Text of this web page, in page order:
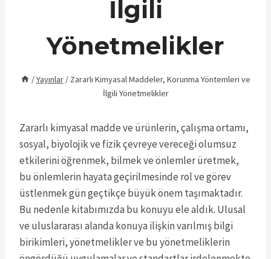
İlgili
Yönetmelikler
/Yayınlar / Zararlı Kimyasal Maddeler, Korunma Yöntemleri ve
İlgili Yönetmelikler
Zararlı kimyasal madde ve ürünlerin, çalışma ortamı,
sosyal, biyolojik ve fizik çevreye vereceği olumsuz
etkilerini öğrenmek, bilmek ve önlemler üretmek,
bu önlemlerin hayata geçirilmesinde rol ve görev
üstlenmek gün geçtikçe büyük önem taşımaktadır.
Bu nedenle kitabımızda bu konuyu ele aldık. Ulusal
ve uluslararası alanda konuya ilişkin varılmış bilgi
birikimleri, yönetmelikler ve bu yönetmeliklerin